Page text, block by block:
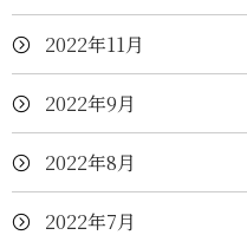
2022年11月
2022年9月
2022年8月
2022年7月